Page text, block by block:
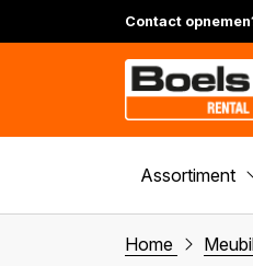
Contact
Assortiment
Home